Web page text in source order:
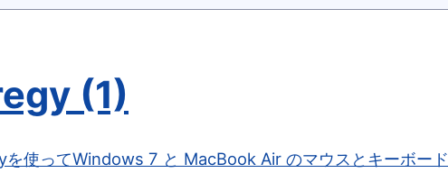
(1)
使ってWindows 7 と MacBook Air のマウスとキーボード